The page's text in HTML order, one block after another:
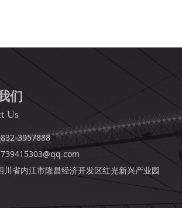
们
Us
3957888
川省内江市隆昌经济开发区红光新兴产业园